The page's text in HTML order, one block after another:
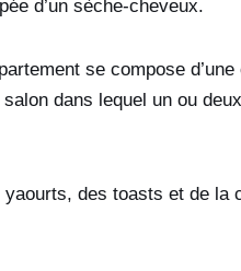
d’un sèche-cheveux.
se compose
salon dans lequel un ou
des toasts et de